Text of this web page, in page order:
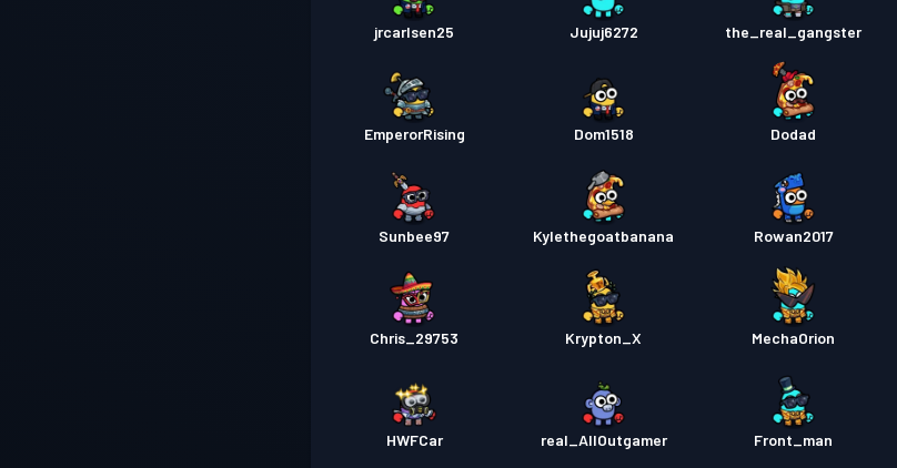
jrcarlsen25 Jujuj6272 the_real_gangster
EmperorRising Dom1518 Dodad
Sunbee97 Kylethegoatbanana Rowan2017
Chris_29753 Krypton_X MechaOrion
HWFCar real_AllOutgamer Front_man